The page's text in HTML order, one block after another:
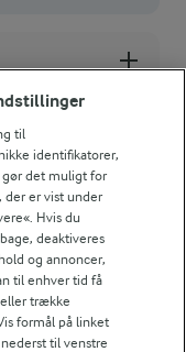
til
identifikatorer,
gør det muligt for
der er vist under
Hvis du
deaktiveres
og annoncer,
til enhver tid få
trække
formål på linket
til venstre